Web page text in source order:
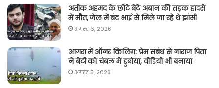
अतीक अहमद के छोटे बेटे अबान की सड़क हादसे
में मौत, जेल में बंद भाई से मिले जा रहे थे झांसी
अगस्त 6, 2026
आगरा में ऑनर किलिग़: प्रेम संबंध से नाराज पिता
ने बेटी को चंबल में डुबोया, वीडियो भी बनाया
अगस्त 5, 2026